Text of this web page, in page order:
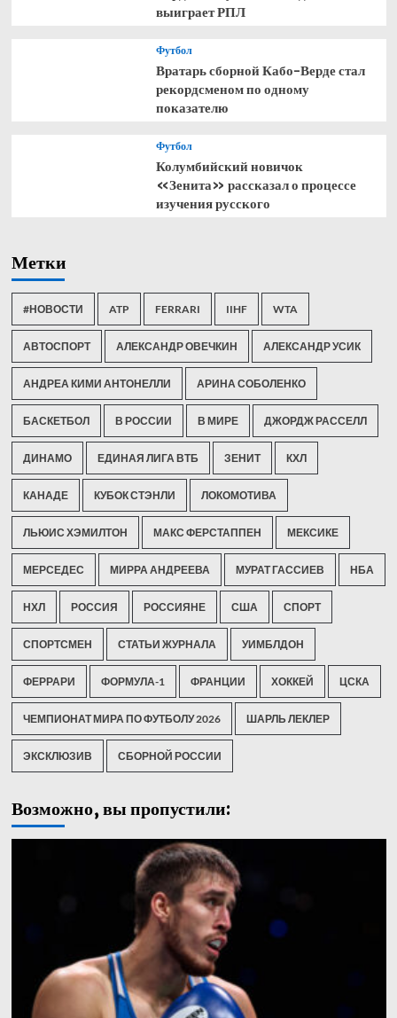
выиграет РПЛ
Футбол
Вратарь сборной Кабо-Верде стал
рекордсменом по одному
показателю
Футбол
Колумбийский новичок
«Зенита» рассказал о процессе
изучения русского
Метки
#НОВОСТИ ATP FERRARI IIHF WTA
АВТОСПОРТ АЛЕКСАНДР ОВЕЧКИН АЛЕКСАНДР УСИК
АНДРЕА КИМИ АНТОНЕЛЛИ АРИНА СОБОЛЕНКО
БАСКЕТБОЛ В РОССИИ В МИРЕ ДЖОРДЖ РАССЕЛЛ
ДИНАМО ЕДИНАЯ ЛИГА ВТБ ЗЕНИТ КХЛ
КАНАДЕ КУБОК СТЭНЛИ ЛОКОМОТИВА
ЛЬЮИС ХЭМИЛТОН МАКС ФЕРСТАППЕН МЕКСИКЕ
МЕРСЕДЕС МИРРА АНДРЕЕВА МУРАТ ГАССИЕВ НБА
НХЛ РОССИЯ РОССИЯНЕ США СПОРТ
СПОРТСМЕН СТАТЬИ ЖУРНАЛА УИМБЛДОН
ФЕРРАРИ ФОРМУЛА-1 ФРАНЦИИ ХОККЕЙ ЦСКА
ЧЕМПИОНАТ МИРА ПО ФУТБОЛУ 2026 ШАРЛЬ ЛЕКЛЕР
ЭКСКЛЮЗИВ СБОРНОЙ РОССИИ
Возможно, вы пропустили: